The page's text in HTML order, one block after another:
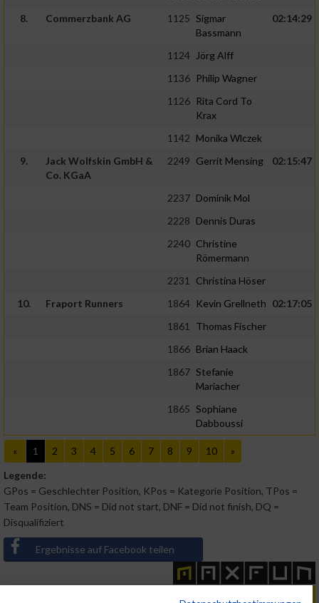
8.
Commerzbank AG 1125 Sigmar
Bassmann
02:14:29
1124
Jörg Alff
1136 Philip Wagner
1126 Rita Cord To
Krax
1142 Monika Wlczek
9.
Jack Wolfskin GmbH &
Co. KGaA
2249 Gerrit Mensing 02:15:47
2237 Dominik Mol
2228 Dennis Duras
2240 Christine
Römermann
2231
Christina Höser
10.
Fraport Runners 1864 Kevin Grellneth 02:17:05
1861
Thomas Fischer
1866 Brian Haack
1867 Stefanie
Mariacher
1865 Sophiane
Dabboussi
« 1 2 3 4 5 6 7 8 9 10
»
Legende:
GPos = Geschlechter Position, KPos = Kategorie Position, TPos =
Team Position, DNS = Did not start, DNF = Did not finish, DQ =
Disqualifiziert
Ergebnisse auf Facebook teilen